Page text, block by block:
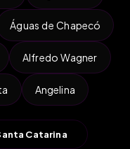
Águas de Chapecó
Alfredo Wagner
Angelina
Catarina